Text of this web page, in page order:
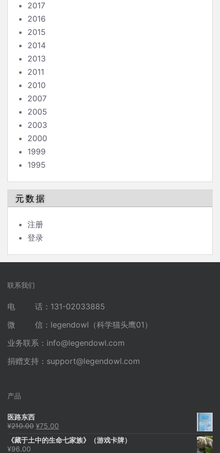
2017
2016
2015
2014
2013
2011
2010
2007
2005
2003
2000
1999
1995
元数据
注册
登录
联系我们
电 话：131-02033885
微 信：legendowl（科学猫头鹰01）
业务联系： info@legendowl.com
捐赠支持： support@legendowl.com
产品
医路东西
¥210.00 原
为：
¥75.00
价
《藏于土中的生命七家族》（游戏卡牌）
¥96.00